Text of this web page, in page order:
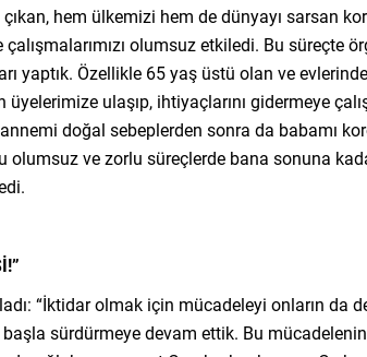
hem ülkemizi hem de dünyayı sarsan
olumsuz etkiledi. Bu süreçte
yaptık. Özellikle 65 yaş üstü olan ve
ulaşıp, ihtiyaçlarını gidermeye
doğal sebeplerden sonra da babamı
ve zorlu süreçlerde bana sonuna
“İktidar olmak için mücadeleyi onların da
sürdürmeye devam ettik. Bu mücadelenin